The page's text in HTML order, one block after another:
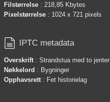
Filstørrelse : 218,85 Kbytes
Pixelstørrelse : 1024 x 721 pixels
 IPTC metadata
Overskrift : Strandstua med to jenter
Nøkkelord : Bygninger
Opphavsrett : Fet historielag